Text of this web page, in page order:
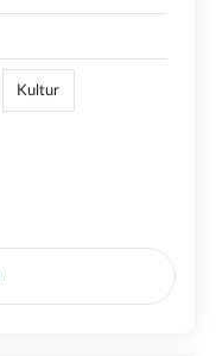
Kultur